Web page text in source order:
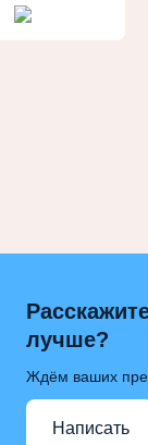
лучше?
Ждём ваших
Написать